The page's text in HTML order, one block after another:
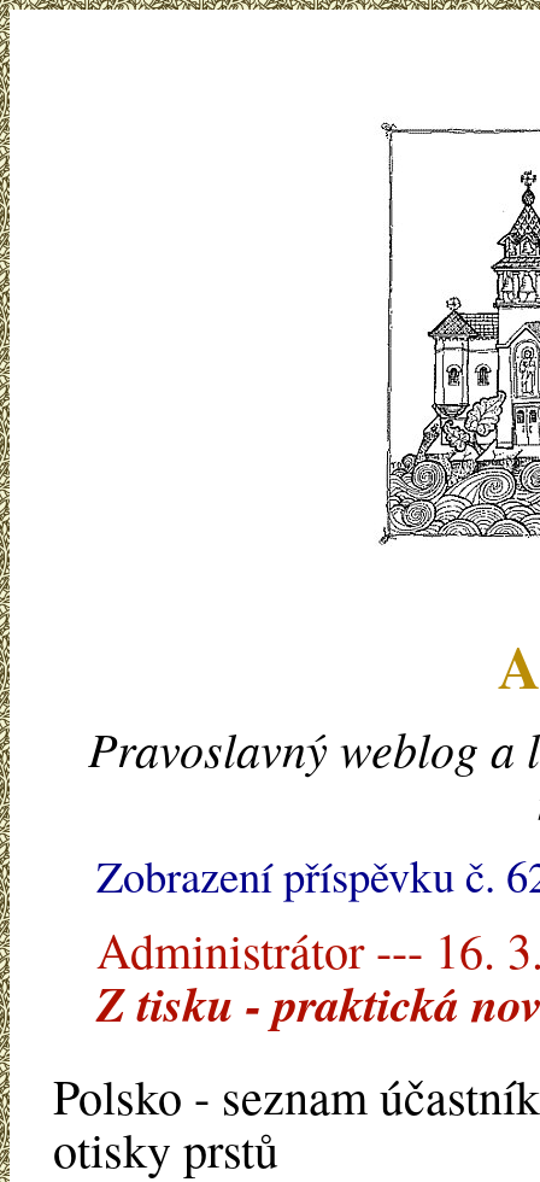
Pravoslavný weblog a
Zobrazení příspěvku č.
Administrátor --- 16.
Z tisku - praktická
Polsko - seznam
otisky prstů